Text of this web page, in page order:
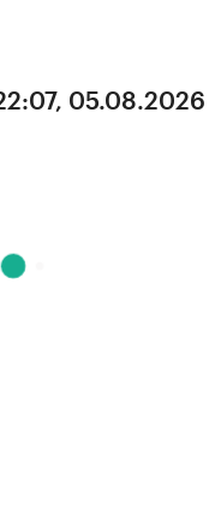
05.08.2026